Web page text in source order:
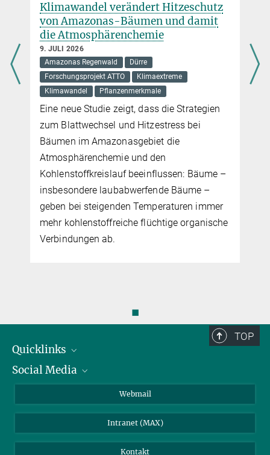
Klimawandel verändert Hitzeschutz
von Amazonas-Bäumen und damit
die Atmosphärenchemie
9. JULI 2026
Amazonas Regenwald
Dürre
Forschungsprojekt ATTO
Klimaextreme
Klimawandel
Pflanzenmerkmale
Eine neue Studie zeigt, dass die Strategien
zum Blattwechsel und Hitzestress bei
Bäumen im Amazonasgebiet die
Atmosphärenchemie und den
Kohlenstoffkreislauf beeinflussen: Bäume –
insbesondere laubabwerfende Bäume –
geben bei steigenden Temperaturen immer
mehr kohlenstoffreiche flüchtige organische
Verbindungen ab.
◼
TOP
Quicklinks
IMPRS Graduiertenschule
Wetterstation
Social Media
BlueSky
Webmail
Intranet (MAX)
Kontakt